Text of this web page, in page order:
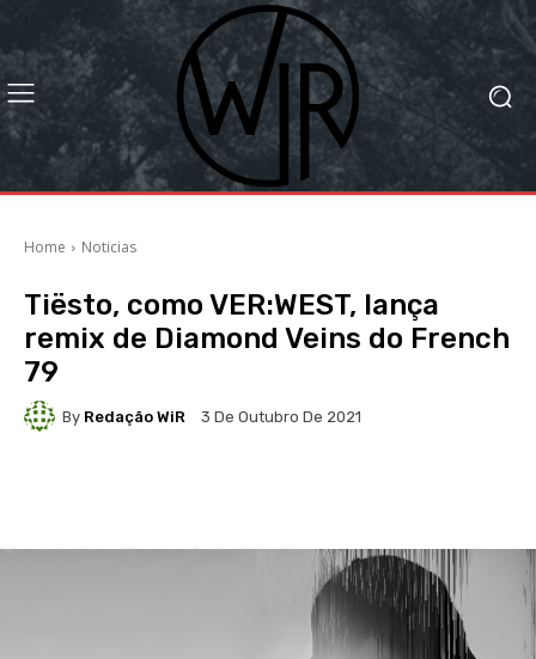
Home Noticias
Tiësto, como VER:WEST, lança
remix de Diamond Veins do French
79
By Redação WiR 3 De Outubro De 2021